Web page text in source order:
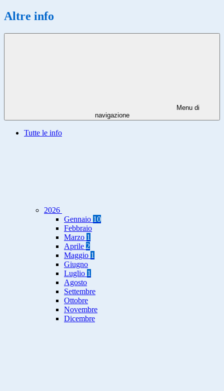
Altre info
Menu di
navigazione
Tutte le info
2026
Gennaio 10
Febbraio
Marzo 1
Aprile 2
Maggio 1
Giugno
Luglio 1
Agosto
Settembre
Ottobre
Novembre
Dicembre